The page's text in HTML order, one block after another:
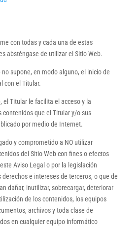
con todas y cada una de estas
absténgase de utilizar el Sitio Web.
no supone, en modo alguno, el inicio de
con el Titular.
el Titular le facilita el acceso y la
contenidos que el Titular y/o sus
por medio de Internet.
y comprometido a NO utilizar
del Sitio Web con fines o efectos
Aviso Legal o por la legislación
e intereses de terceros, o que de
dañar, inutilizar, sobrecargar, deteriorar
de los contenidos, los equipos
archivos y toda clase de
en cualquier equipo informático